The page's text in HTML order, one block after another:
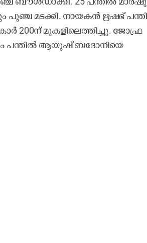
പുഞ്ച മടക്കി. നായകൻ ഋഷഭ്
200ന് മുകളിലെത്തിച്ചു. ജോഫ്ര
പന്തിൽ ആയുഷ് ബദോനിയെ